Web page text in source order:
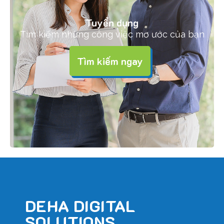
Tuyển dụng
Tìm kiếm những công việc mơ ước của bạn
Tìm kiếm ngay
DEHA DIGITAL